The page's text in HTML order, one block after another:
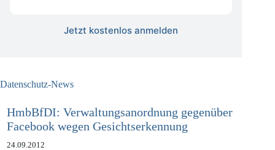
Jetzt kostenlos anmelden
Datenschutz-News
HmbBfDI: Verwaltungsanordnung gegenüber
Facebook wegen Gesichtserkennung
24.09.2012